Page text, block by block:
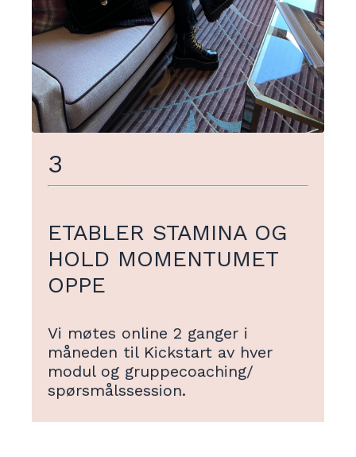
3
ETABLER STAMINA OG
HOLD MOMENTUMET
OPPE
Vi møtes online 2 ganger i
måneden til Kickstart av hver
modul og gruppecoaching/
spørsmålssession.